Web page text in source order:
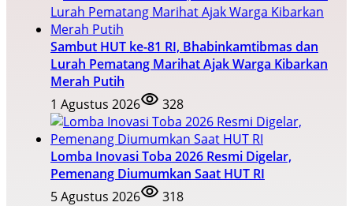
Sambut HUT ke-81 RI, Bhabinkamtibmas dan
Lurah Pematang Marihat Ajak Warga Kibarkan
Merah Putih
1 Agustus 2026
328
Lomba Inovasi Toba 2026 Resmi Digelar,
Pemenang Diumumkan Saat HUT RI
5 Agustus 2026
318